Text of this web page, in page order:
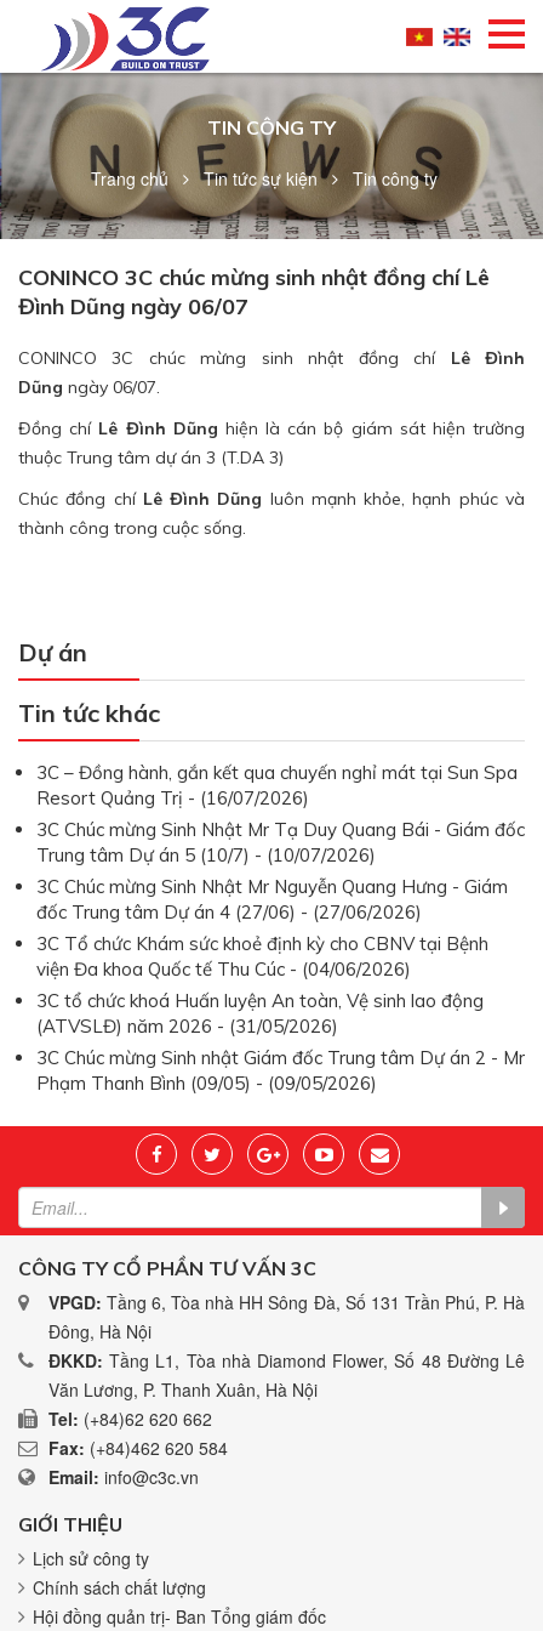
TIN CÔNG TY
Trang chủ Tin tức sự kiện Tin công ty
CONINCO 3C chúc mừng sinh nhật đồng chí Lê
Đình Dũng ngày 06/07
CONINCO 3C chúc mừng sinh nhật đồng chí Lê Đình
Dũng ngày 06/07.
Đồng chí Lê Đình Dũng hiện là cán bộ giám sát hiện trường
thuộc Trung tâm dự án 3 (T.DA 3)
Chúc đồng chí Lê Đình Dũng luôn mạnh khỏe, hạnh phúc và
thành công trong cuộc sống.
Dự án
Tin tức khác
3C – Đồng hành, gắn kết qua chuyến nghỉ mát tại Sun Spa
Resort Quảng Trị - (16/07/2026)
3C Chúc mừng Sinh Nhật Mr Tạ Duy Quang Bái - Giám đốc
Trung tâm Dự án 5 (10/7) - (10/07/2026)
3C Chúc mừng Sinh Nhật Mr Nguyễn Quang Hưng - Giám
đốc Trung tâm Dự án 4 (27/06) - (27/06/2026)
3C Tổ chức Khám sức khoẻ định kỳ cho CBNV tại Bệnh
viện Đa khoa Quốc tế Thu Cúc - (04/06/2026)
3C tổ chức khoá Huấn luyện An toàn, Vệ sinh lao động
(ATVSLĐ) năm 2026 - (31/05/2026)
3C Chúc mừng Sinh nhật Giám đốc Trung tâm Dự án 2 - Mr
Phạm Thanh Bình (09/05) - (09/05/2026)
CÔNG TY CỔ PHẦN TƯ VẤN 3C
VPGD: Tầng 6, Tòa nhà HH Sông Đà, Số 131 Trần Phú, P. Hà
Đông, Hà Nội
ĐKKD: Tầng L1, Tòa nhà Diamond Flower, Số 48 Đường Lê
Văn Lương, P. Thanh Xuân, Hà Nội
Tel: (+84)62 620 662
Fax: (+84)462 620 584
Email: info@c3c.vn
GIỚI THIỆU
Lịch sử công ty
Chính sách chất lượng
Hội đồng quản trị- Ban Tổng giám đốc